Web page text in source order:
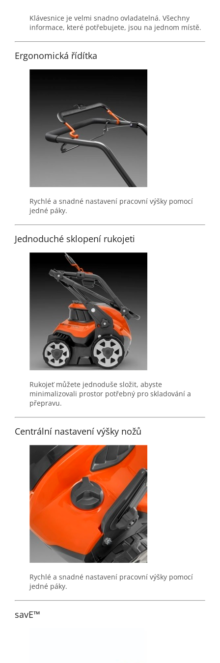
Klávesnice je velmi snadno ovladatelná. Všechny
informace, které potřebujete, jsou na jednom místě.
Ergonomická řídítka
Rychlé a snadné nastavení pracovní výšky pomocí
jedné páky.
Jednoduché sklopení rukojeti
Rukojeť můžete jednoduše složit, abyste
minimalizovali prostor potřebný pro skladování a
přepravu.
Centrální nastavení výšky nožů
Rychlé a snadné nastavení pracovní výšky pomocí
jedné páky.
savE™